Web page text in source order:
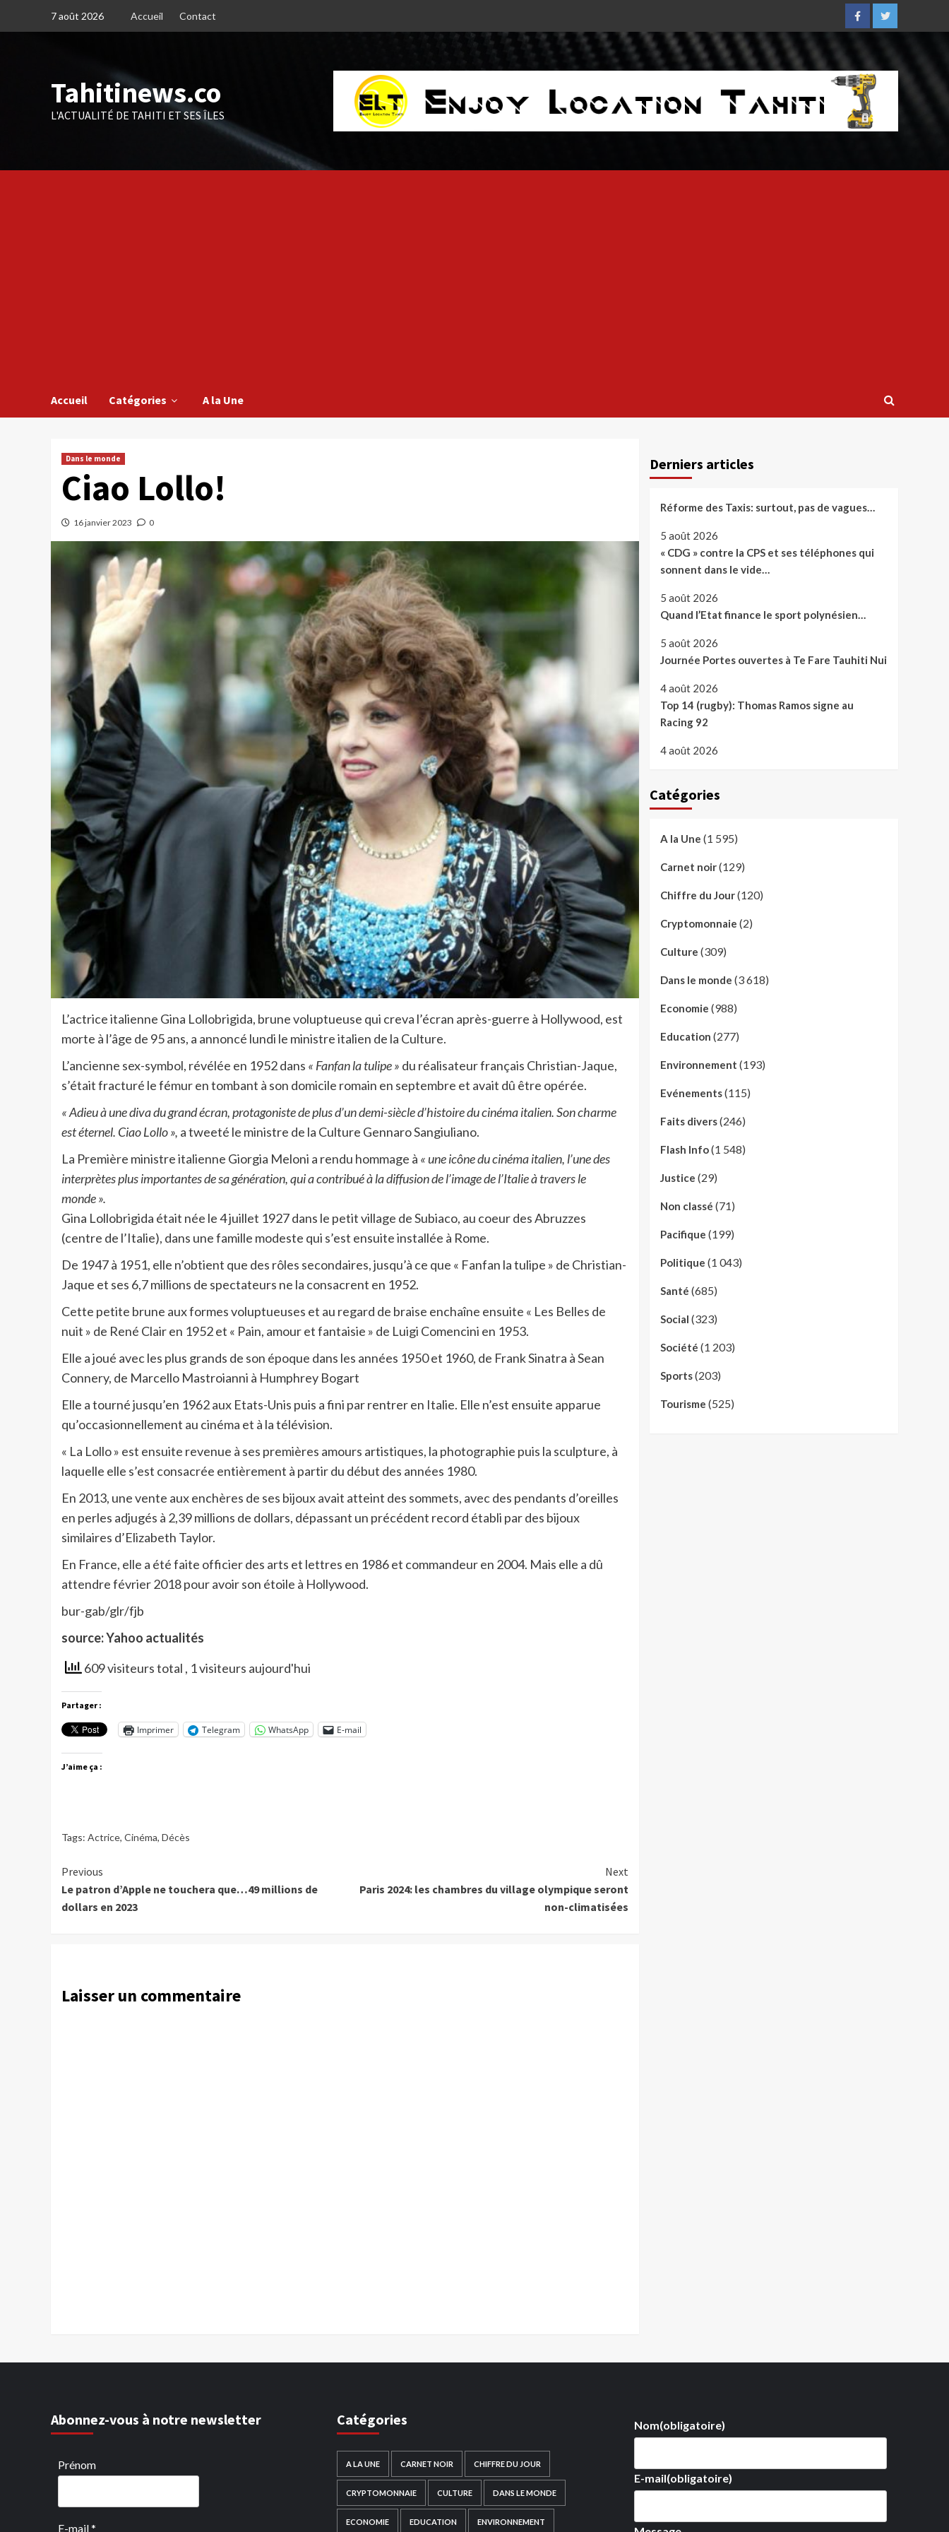
7 août 2026 Accueil Contact
FacebookTwitter
Tahitinews.co
L'ACTUALITÉ DE TAHITI ET SES ÎLES
Accueil Catégories A la Une
Dans le monde
Ciao Lollo!
16 janvier 2023 0
L’actrice italienne Gina Lollobrigida, brune voluptueuse qui creva l’écran après-guerre à Hollywood, est
morte à l’âge de 95 ans, a annoncé lundi le ministre italien de la Culture.
L’ancienne sex-symbol, révélée en 1952 dans « Fanfan la tulipe » du réalisateur français Christian-Jaque,
s’était fracturé le fémur en tombant à son domicile romain en septembre et avait dû être opérée.
« Adieu à une diva du grand écran, protagoniste de plus d’un demi-siècle d’histoire du cinéma italien. Son charme
est éternel. Ciao Lollo », a tweeté le ministre de la Culture Gennaro Sangiuliano.
La Première ministre italienne Giorgia Meloni a rendu hommage à « une icône du cinéma italien, l’une des
interprètes plus importantes de sa génération, qui a contribué à la diffusion de l’image de l’Italie à travers le
monde ».
Gina Lollobrigida était née le 4 juillet 1927 dans le petit village de Subiaco, au coeur des Abruzzes
(centre de l’Italie), dans une famille modeste qui s’est ensuite installée à Rome.
De 1947 à 1951, elle n’obtient que des rôles secondaires, jusqu’à ce que « Fanfan la tulipe » de Christian-
Jaque et ses 6,7 millions de spectateurs ne la consacrent en 1952.
Cette petite brune aux formes voluptueuses et au regard de braise enchaîne ensuite « Les Belles de
nuit » de René Clair en 1952 et « Pain, amour et fantaisie » de Luigi Comencini en 1953.
Elle a joué avec les plus grands de son époque dans les années 1950 et 1960, de Frank Sinatra à Sean
Connery, de Marcello Mastroianni à Humphrey Bogart
Elle a tourné jusqu’en 1962 aux Etats-Unis puis a fini par rentrer en Italie. Elle n’est ensuite apparue
qu’occasionnellement au cinéma et à la télévision.
« La Lollo » est ensuite revenue à ses premières amours artistiques, la photographie puis la sculpture, à
laquelle elle s’est consacrée entièrement à partir du début des années 1980.
En 2013, une vente aux enchères de ses bijoux avait atteint des sommets, avec des pendants d’oreilles
en perles adjugés à 2,39 millions de dollars, dépassant un précédent record établi par des bijoux
similaires d’Elizabeth Taylor.
En France, elle a été faite officier des arts et lettres en 1986 et commandeur en 2004. Mais elle a dû
attendre février 2018 pour avoir son étoile à Hollywood.
bur-gab/glr/fjb
source: Yahoo actualités
609 visiteurs total , 1 visiteurs aujourd'hui
Partager :
Imprimer Telegram WhatsApp E-mail
J’aime ça :
Tags: Actrice, Cinéma, Décès
Continue
Reading
Previous
Le patron d’Apple ne touchera que…49 millions de
dollars en 2023
Next
Paris 2024: les chambres du village olympique seront
non-climatisées
Laisser un commentaire
Derniers articles
Réforme des Taxis: surtout, pas de vagues…
5 août 2026
« CDG » contre la CPS et ses téléphones qui
sonnent dans le vide…
5 août 2026
Quand l’Etat finance le sport polynésien…
5 août 2026
Journée Portes ouvertes à Te Fare Tauhiti Nui
4 août 2026
Top 14 (rugby): Thomas Ramos signe au
Racing 92
4 août 2026
Catégories
A la Une (1 595)
Carnet noir(129)
Chiffre du Jour(120)
Cryptomonnaie (2)
Culture (309)
Dans le monde (3 618)
Economie (988)
Education (277)
Environnement (193)
Evénements(115)
Faits divers(246)
Flash Info(1 548)
Justice (29)
Non classé (71)
Pacifique (199)
Politique (1 043)
Santé (685)
Social (323)
Société (1 203)
Sports(203)
Tourisme (525)
Abonnez-vous à notre newsletter
Prénom
E-mail*
Catégories
A LA UNE CARNET NOIR CHIFFRE DU JOUR
CRYPTOMONNAIE CULTURE DANS LE MONDE
ECONOMIE EDUCATION ENVIRONNEMENT
Nom(obligatoire)
E-mail(obligatoire)